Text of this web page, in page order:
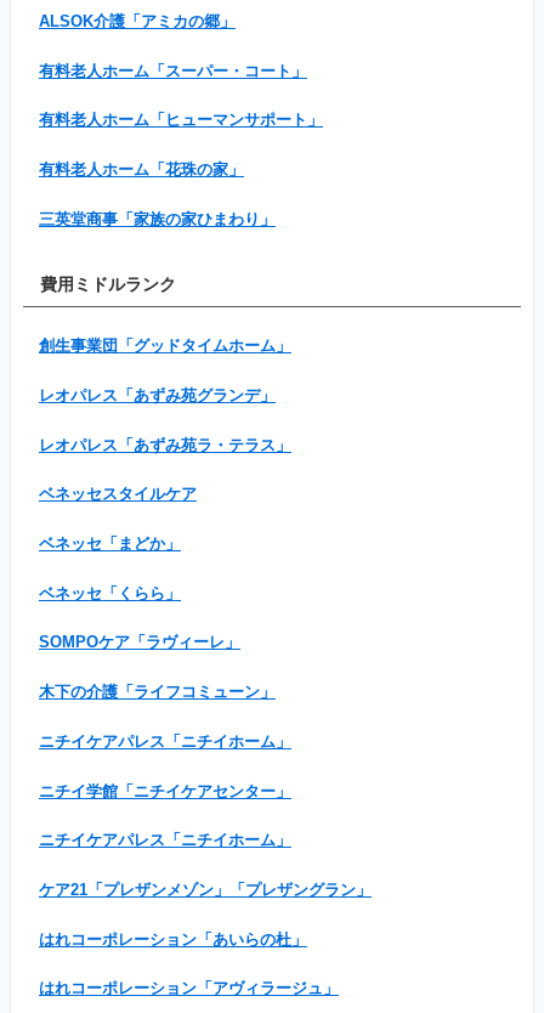
ALSOK介護「アミカの郷」
有料老人ホーム「スーパー・コート」
有料老人ホーム「ヒューマンサポート」
有料老人ホーム「花珠の家」
三英堂商事「家族の家ひまわり」
費用ミドルランク
創生事業団「グッドタイムホーム」
レオパレス「あずみ苑グランデ」
レオパレス「あずみ苑ラ・テラス」
ベネッセスタイルケア
ベネッセ「まどか」
ベネッセ「くらら」
SOMPOケア「ラヴィーレ」
木下の介護「ライフコミューン」
ニチイケアパレス「ニチイホーム」
ニチイ学館「ニチイケアセンター」
ニチイケアパレス「ニチイホーム」
ケア21「プレザンメゾン」「プレザングラン」
はれコーポレーション「あいらの杜」
はれコーポレーション「アヴィラージュ」